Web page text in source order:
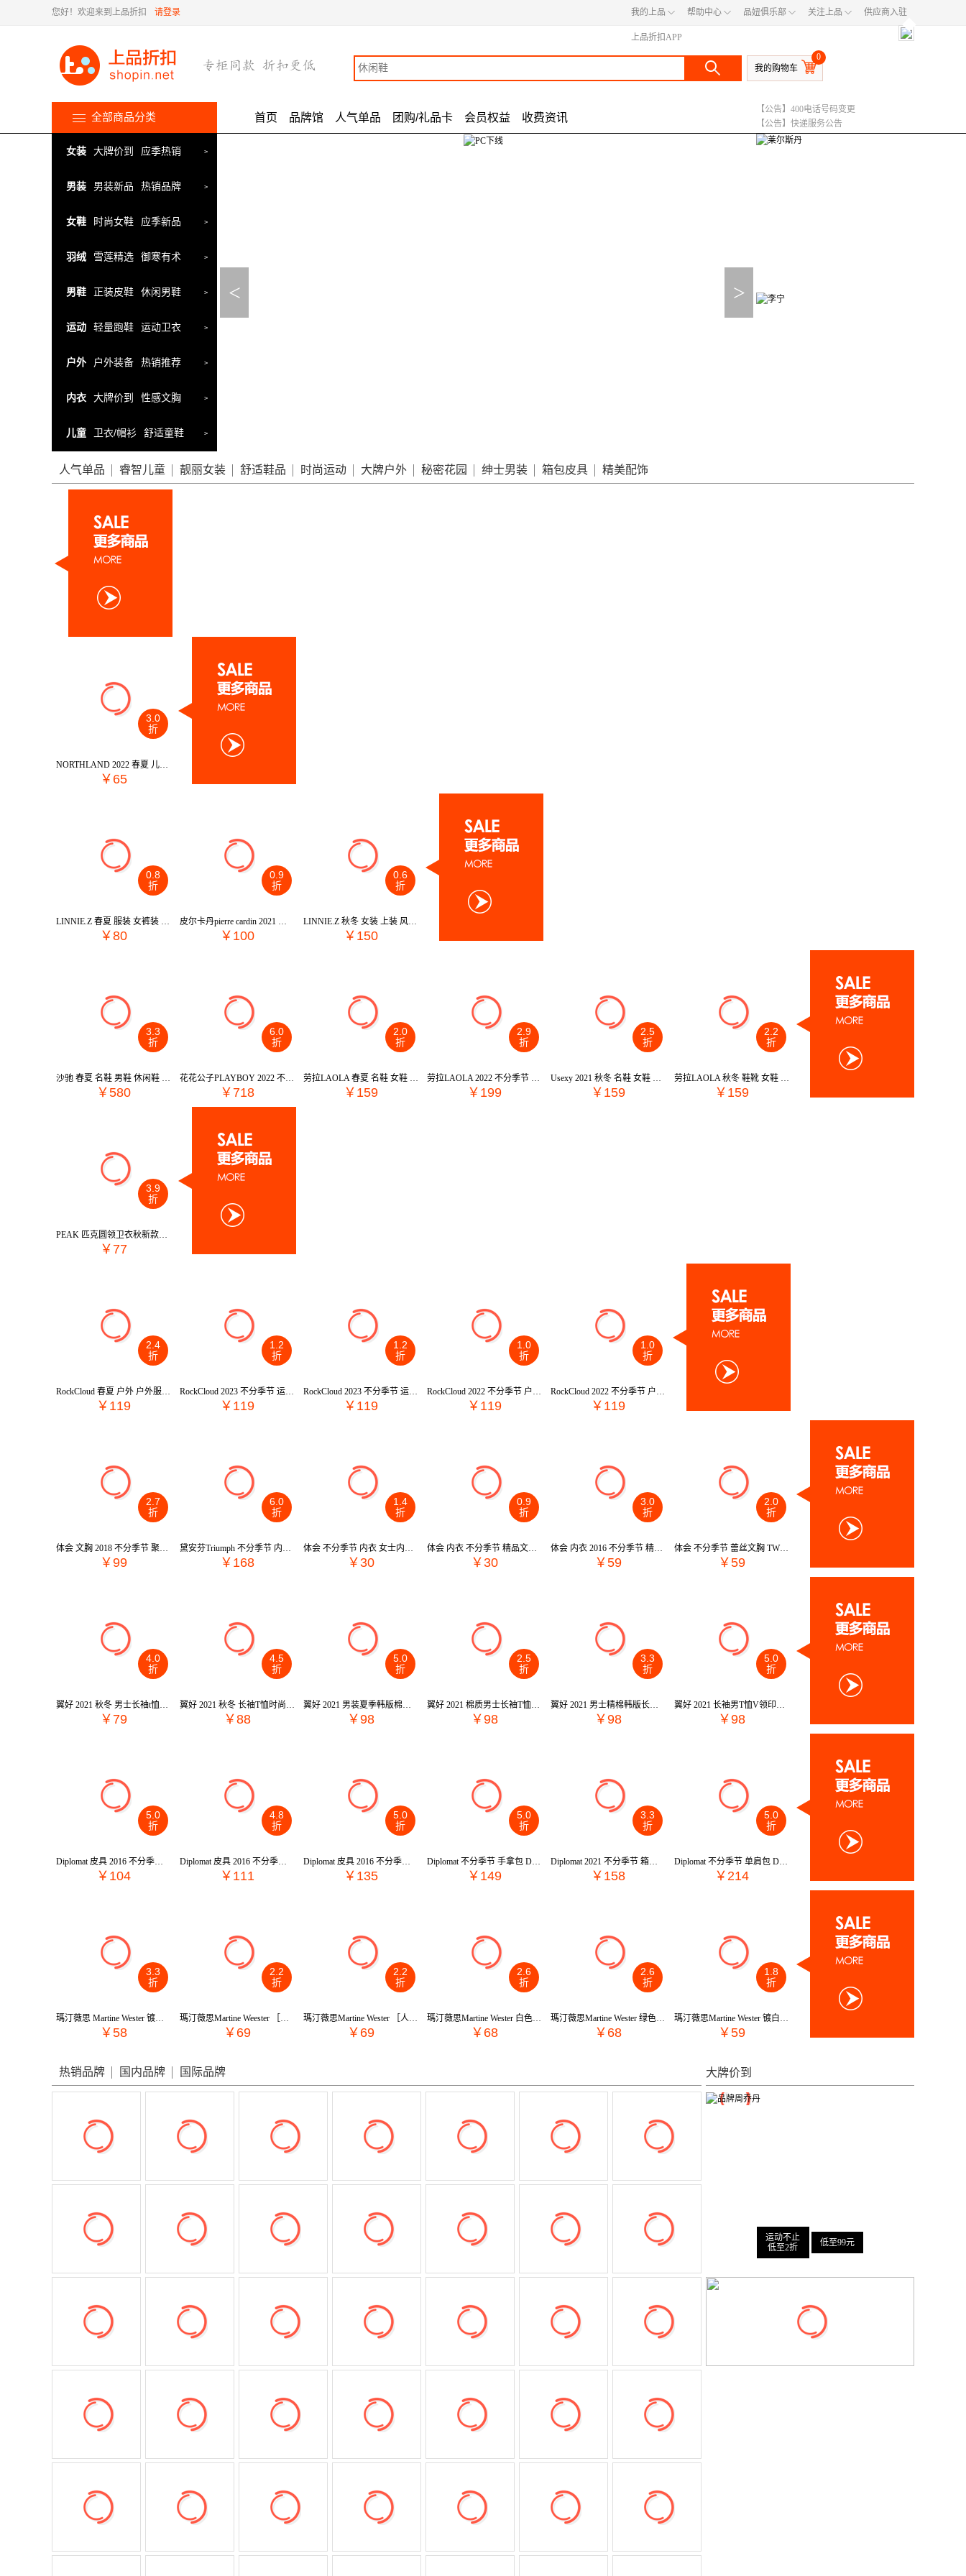
您好！欢迎来到上品折扣 请登录 我的上品 ◇ 帮助中心 ◇ 品妞俱乐部 ◇ 关注上品 ◇ 供应商入驻
上品折扣APP
我的购物车
0
◆
全部商品分类
女装 大牌价到 应季热销 >
男装 男装新品 热销品牌 >
女鞋 时尚女鞋 应季新品 >
羽绒 雪莲精选 御寒有术 >
男鞋 正装皮鞋 休闲男鞋 >
运动 轻量跑鞋 运动卫衣 >
户外 户外装备 热销推荐 >
内衣 大牌价到 性感文胸 >
儿童 卫衣/帽衫 舒适童鞋 >
首页 品牌馆 人气单品 团购/礼品卡 会员权益 收费资讯
【公告】400电话号码变更
【公告】快递服务公告
【公告】运费调整说明
< >
人气单品 睿智儿童 靓丽女装 舒适鞋品 时尚运动 大牌户外 秘密花园 绅士男装 箱包皮具 精美配饰
NORTHLAND 2022 春夏 儿童天地 童装 卫衣/帽衫 CB215172-1
￥65
3.0
折
LINNIE.Z 春夏 服装 女裤装 女款休闲裤 LCKZ4295
￥80
0.8
折
皮尔卡丹pierre cardin 2021 秋冬 女装 裤子 休闲裤 P1310T1979R2
￥100
0.9
折
LINNIE.Z 秋冬 女装 上装 风衣 LQK2SF4448
￥150
0.6
折
沙驰 春夏 名鞋 男鞋 休闲鞋 47G7B416
￥580
3.3
折
花花公子PLAYBOY 2022 不分季节 鞋靴 男鞋 男士休闲鞋 PC392280759
￥718
6.0
折
劳拉LAOLA 春夏 名鞋 女鞋 低跟单鞋 CW035-1
￥159
2.0
折
劳拉LAOLA 2022 不分季节 鞋靴 女鞋 女士单鞋 21120
￥199
2.9
折
Usexy 2021 秋冬 名鞋 女鞋 休闲鞋 421WH5615
￥159
2.5
折
劳拉LAOLA 秋冬 鞋靴 女鞋 女士休闲鞋 72223
￥159
2.2
折
PEAK 匹克圆领卫衣秋新款长袖套头衫宽松休闲运动服卫衣 F6233381
￥77
3.9
折
RockCloud 春夏 户外 户外服装 休闲裤 YS150045
￥119
2.4
折
RockCloud 2023 不分季节 运动户外 运动服 运动裤/休闲裤 YS350010
￥119
1.2
折
RockCloud 2023 不分季节 运动户外 运动服 运动裤/休闲裤 YS350030
￥119
1.2
折
RockCloud 2022 不分季节 户外 户外服装 皮肤衣 YS210010
￥119
1.0
折
RockCloud 2022 不分季节 户外 户外服装 皮肤衣 YS210015
￥119
1.0
折
体会 文胸 2018 不分季节 聚拢文胸 BS4943
￥99
2.7
折
黛安芬Triumph 不分季节 内衣/睡衣/基础打底/袜子 文胸/套装 文胸 E004049
￥168
6.0
折
体会 不分季节 内衣 女士内衣 蕾丝文胸 BS8233
￥30
1.4
折
体会 内衣 不分季节 精品文胸 BS0442
￥30
0.9
折
体会 内衣 2016 不分季节 精品文胸 TW9065
￥59
3.0
折
体会 不分季节 蕾丝文胸 TW9021
￥59
2.0
折
翼好 2021 秋冬 男士长袖t恤圆领修身打底衫 C0322圆领
￥79
4.0
折
翼好 2021 秋冬 长袖T恤时尚V领男士休闲上衣 修身打底衫男装 C0322
￥88
4.5
折
翼好 2021 男装夏季韩版棉翻领短袖t恤衫文化衫 TD709
￥98
5.0
折
翼好 2021 棉质男士长袖T恤衫 韩版大码男装长袖T恤 C8683#
￥98
2.5
折
翼好 2021 男士精棉韩版长袖t恤 男式休闲青年纯色POLO打底衫 P8572
￥98
3.3
折
翼好 2021 长袖男T恤V领印花棉t恤打底衫韩版男装大码 TD1183
￥98
5.0
折
Diplomat 皮具 2016 不分季节 斜挎包 DB-5137P
￥104
5.0
折
Diplomat 皮具 2016 不分季节 单肩包 DB-51370-2
￥111
4.8
折
Diplomat 皮具 2016 不分季节 单肩包 DB-51370-1
￥135
5.0
折
Diplomat 不分季节 手拿包 DB-51610-2
￥149
5.0
折
Diplomat 2021 不分季节 箱包配饰 箱包 手拿包 BB-S3206
￥158
3.3
折
Diplomat 不分季节 单肩包 DB-51610-1
￥214
5.0
折
瑪汀薇思 Martine Wester 镀白金时尚简约黑钻石色星星耳饰 W10-723BDZ
￥58
3.3
折
瑪汀薇思Martine Weester ［人气］ 镀12k金依恋天然珍珠耳饰 MWB-137
￥69
2.2
折
瑪汀薇思Martine Wester ［人气］ 镀白金依恋天然珍珠耳饰 MWB-137S
￥69
2.2
折
瑪汀薇思Martine Wester 白色四叶草水晶摇逸耳饰耳坠 MW18-030C
￥68
2.6
折
瑪汀薇思Martine Wester 绿色四叶草水晶摇逸耳饰耳坠 MW18-030C
￥68
2.6
折
瑪汀薇思Martine Wester 镀白金我心在左右钻饰可调节戒指 MW19-005S
￥59
1.8
折
热销品牌 国内品牌 国际品牌
低至2折 低至99 低至199元 皮尔卡丹 低至1折 低至3折
低至1折 低至￥19 低至4折 低至59元 29元起
低至4折 低至4折 低至5折 低至299 低至99元 低至299元
低至2折 低至1折 低至1.6折 低至0.5折
低至1折 新款8折 低至5折 新款8折 低至1折 低至3折
大牌价到
运动不止
低至2折
低至99元